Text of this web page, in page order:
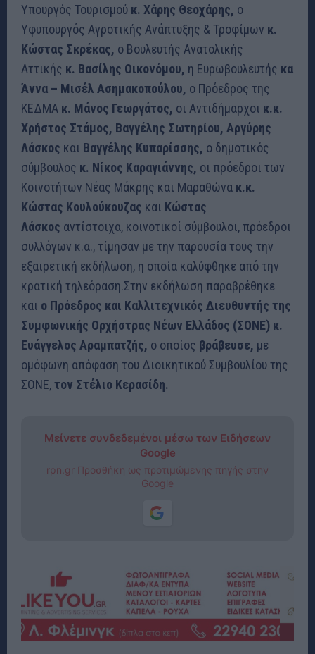
Υπουργός Τουρισμού κ. Χάρης Θεοχάρης, ο
Υφυπουργός Αγροτικής Ανάπτυξης & Τροφίμων κ.
Κώστας Σκρέκας, ο Βουλευτής Ανατολικής
Αττικής κ. Βασίλης Οικονόμου, η Ευρωβουλευτής κα
Άννα – Μισέλ Ασημακοπούλου, ο Πρόεδρος της
ΚΕΔΜΑ κ. Μάνος Γεωργάτος, οι Αντιδήμαρχοι κ.κ.
Χρήστος Στάμος, Βαγγέλης Σωτηρίου, Αργύρης
Λάσκος και Βαγγέλης Κυπαρίσσης, ο δημοτικός
σύμβουλος κ. Νίκος Καραγιάννης, οι πρόεδροι των
Κοινοτήτων Νέας Μάκρης και Μαραθώνα κ.κ.
Κώστας Κουλούκουζας και Κώστας
Λάσκος αντίστοιχα, κοινοτικοί σύμβουλοι, πρόεδροι
συλλόγων κ.α., τίμησαν με την παρουσία τους την
εξαιρετική εκδήλωση, η οποία καλύφθηκε από την
κρατική τηλεόραση.Στην εκδήλωση παραβρέθηκε
και ο Πρόεδρος και Καλλιτεχνικός Διευθυντής της
Συμφωνικής Ορχήστρας Νέων Ελλάδος (ΣΟΝΕ) κ.
Ευάγγελος Αραμπατζής, ο οποίος βράβευσε, με
ομόφωνη απόφαση του Διοικητικού Συμβουλίου της
ΣΟΝΕ,τον Στέλιο Κερασίδη.
Μείνετε συνδεδεμένοι μέσω των Ειδήσεων
Google
rpn.gr Προσθήκη ως προτιμώμενης πηγής στην
Google